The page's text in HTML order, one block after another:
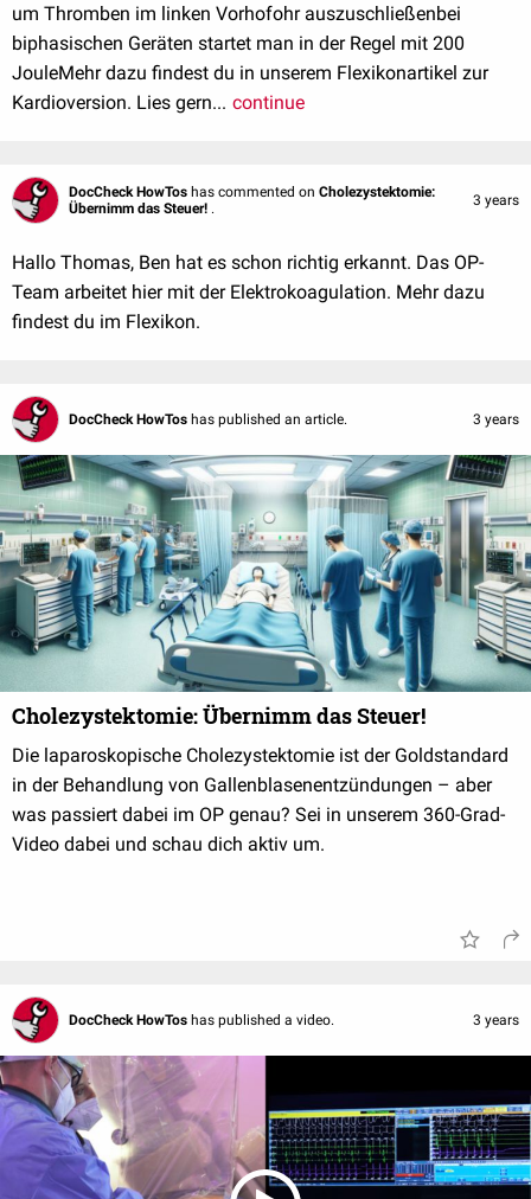
um Thromben im linken Vorhofohr auszuschließenbei
biphasischen Geräten startet man in der Regel mit 200
JouleMehr dazu findest du in unserem Flexikonartikel zur
Kardioversion. Lies gern... continue
DocCheck HowTos has commented on Cholezystektomie:
Übernimm das Steuer! . 3 years
Hallo Thomas, Ben hat es schon richtig erkannt. Das OP-
Team arbeitet hier mit der Elektrokoagulation. Mehr dazu
findest du im Flexikon.
DocCheck HowTos has published an article. 3 years
Cholezystektomie: Übernimm das Steuer!
Die laparoskopische Cholezystektomie ist der Goldstandard
in der Behandlung von Gallenblasenentzündungen – aber
was passiert dabei im OP genau? Sei in unserem 360-Grad-
Video dabei und schau dich aktiv um.
DocCheck HowTos has published a video. 3 years